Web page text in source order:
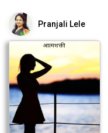
Pranjali Lele